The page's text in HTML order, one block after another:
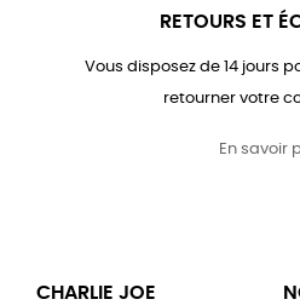
RETOURS ET
Vous disposez de 14 jours
retourner votre
En savoir
CHARLIE JOE